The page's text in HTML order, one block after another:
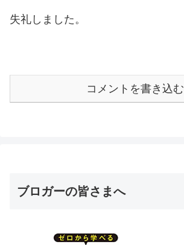
失礼しました。
コメントを書き込む
ブロガーの皆さまへ